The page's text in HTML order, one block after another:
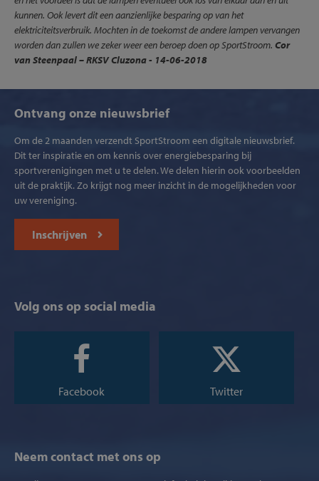
kunnen. Ook levert dit een aanzienlijke besparing op van het
elektriciteitsverbruik. Mochten in de toekomst de andere lampen vervangen
worden dan zullen we zeker weer een beroep doen op SportStroom. Cor
van Steenpaal – RKSV Cluzona - 14-06-2018
Ontvang onze nieuwsbrief
Om de 2 maanden verzendt SportStroom een digitale nieuwsbrief.
Dit ter inspiratie en om kennis over energiebesparing bij
sportverenigingen met u te delen. We delen hierin ook voorbeelden
uit de praktijk. Zo krijgt nog meer inzicht in de mogelijkheden voor
uw vereniging.
Inschrijven
Volg ons op social media
Facebook Twitter
Neem contact met ons op